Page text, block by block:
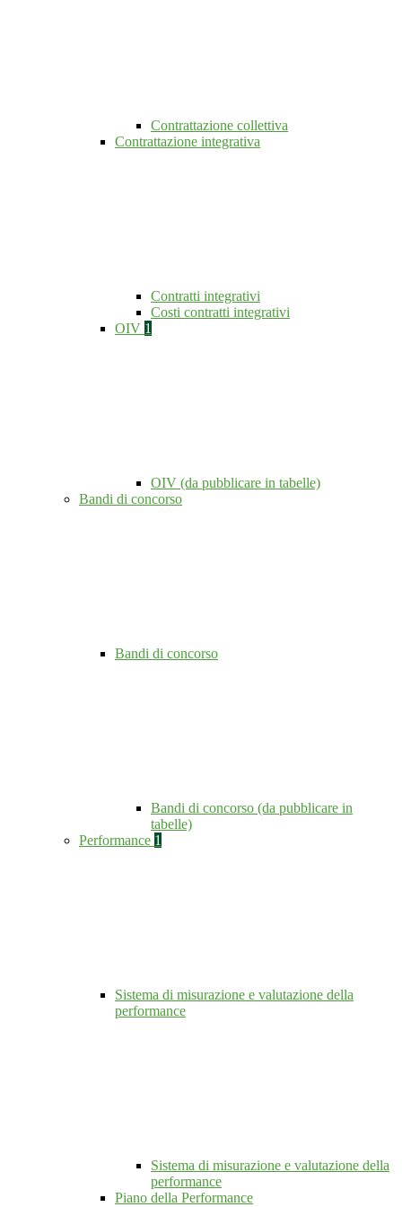
Contrattazione collettiva
Contrattazione integrativa
Contratti integrativi
Costi contratti integrativi
OIV 1
OIV (da pubblicare in tabelle)
Bandi di concorso
Bandi di concorso
Bandi di concorso (da pubblicare in
tabelle)
Performance 1
Sistema di misurazione e valutazione della
performance
Sistema di misurazione e valutazione della
performance
Piano della Performance